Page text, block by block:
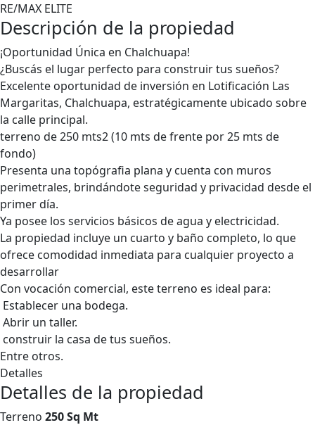
RE/MAX ELITE
Descripción de la propiedad
¡Oportunidad Única en Chalchuapa!
¿Buscás el lugar perfecto para construir tus sueños?
Excelente oportunidad de inversión en Lotificación Las
Margaritas, Chalchuapa, estratégicamente ubicado sobre
la calle principal.
terreno de 250 mts2 (10 mts de frente por 25 mts de
fondo)
Presenta una topógrafia plana y cuenta con muros
perimetrales, brindándote seguridad y privacidad desde el
primer día.
Ya posee los servicios básicos de agua y electricidad.
La propiedad incluye un cuarto y baño completo, lo que
ofrece comodidad inmediata para cualquier proyecto a
desarrollar
Con vocación comercial, este terreno es ideal para:
Establecer una bodega.
Abrir un taller.
construir la casa de tus sueños.
Entre otros.
Detalles
Detalles de la propiedad
Terreno 250 Sq Mt